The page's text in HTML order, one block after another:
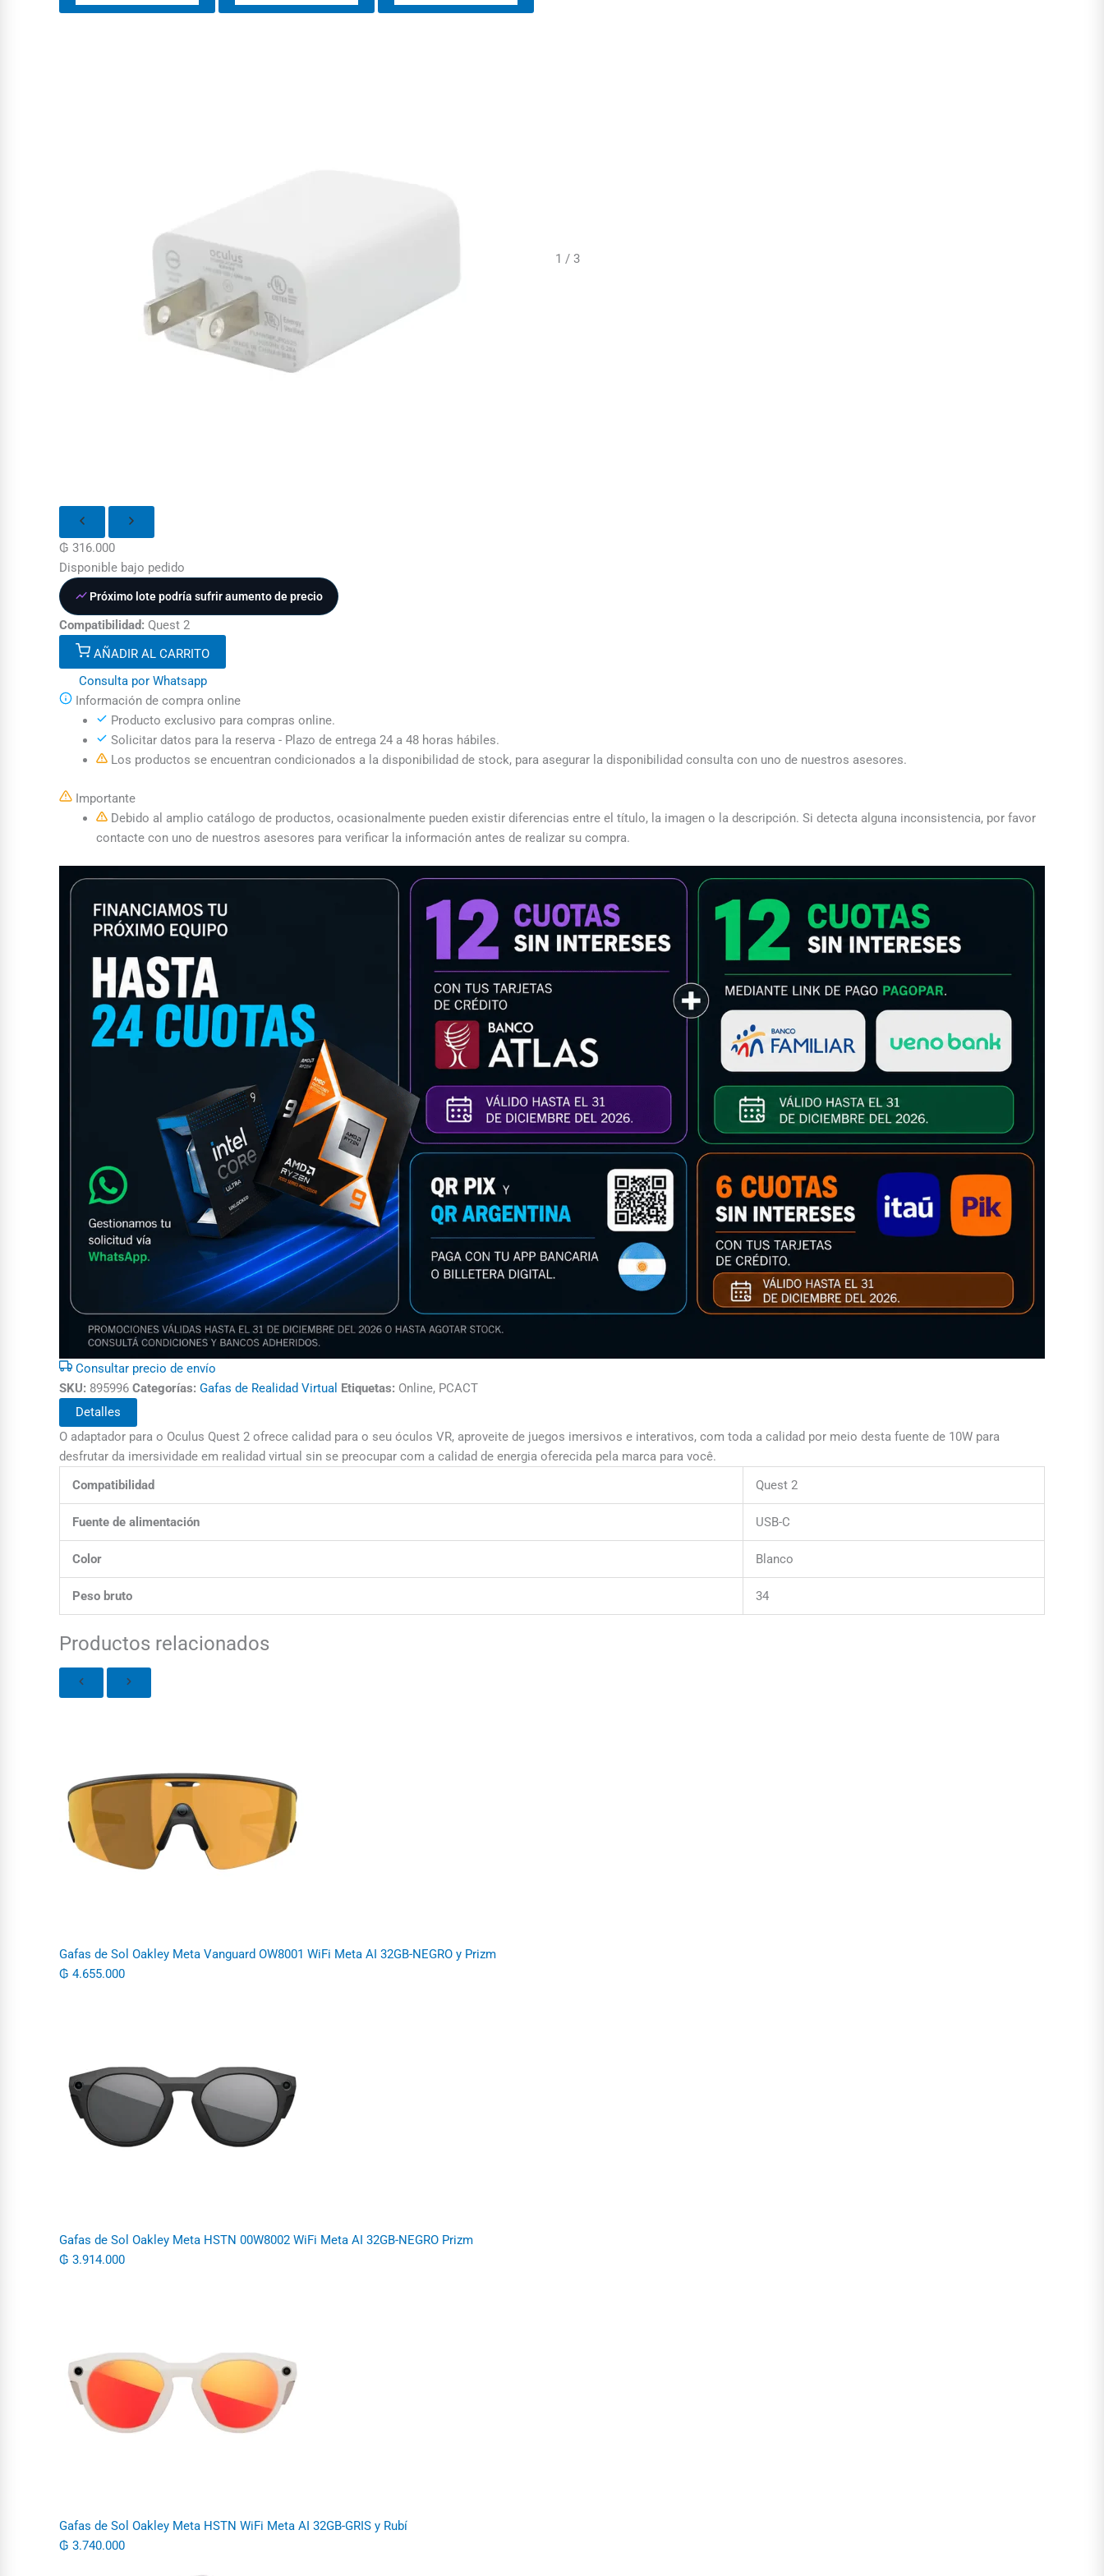
1 / 3
₲ 316.000
Disponible bajo pedido
Próximo lote podría sufrir aumento de precio
Compatibilidad: Quest 2
AÑADIR AL CARRITO
Consulta por Whatsapp
Información de compra online
Producto exclusivo para compras online.
Solicitar datos para la reserva - Plazo de entrega 24 a 48 horas hábiles.
Los productos se encuentran condicionados a la disponibilidad de stock, para asegurar la disponibilidad consulta con uno de nuestros asesores.
Importante
Debido al amplio catálogo de productos, ocasionalmente pueden existir diferencias entre el título, la imagen o la descripción. Si detecta alguna inconsistencia, por favor
contacte con uno de nuestros asesores para verificar la información antes de realizar su compra.
Consultar precio de envío
SKU: 895996 Categorías: Gafas de Realidad Virtual Etiquetas: Online, PCACT
Detalles
O adaptador para o Oculus Quest 2 ofrece calidad para o seu óculos VR, aproveite de juegos imersivos e interativos, com toda a calidad por meio desta fuente de 10W para
desfrutar da imersividade em realidad virtual sin se preocupar com a calidad de energia oferecida pela marca para você.
Compatibilidad
Quest 2
Fuente de alimentación USB-C
Color Blanco
Peso bruto 34
Productos relacionados
Gafas de Sol Oakley Meta Vanguard OW8001 WiFi Meta AI 32GB-NEGRO y Prizm
₲ 4.655.000
Gafas de Sol Oakley Meta HSTN 00W8002 WiFi Meta AI 32GB-NEGRO Prizm
₲ 3.914.000
Gafas de Sol Oakley Meta HSTN WiFi Meta AI 32GB-GRIS y Rubí
₲ 3.740.000